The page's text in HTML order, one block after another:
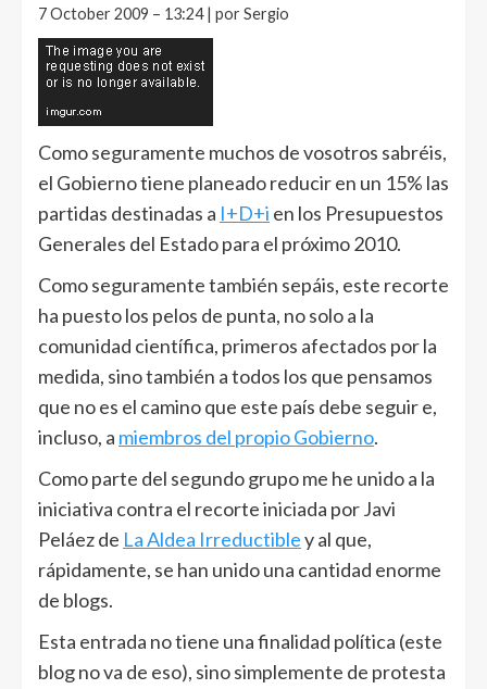
7 October 2009 – 13:24 | por Sergio
Como seguramente muchos de vosotros sabréis,
el Gobierno tiene planeado reducir en un 15% las
partidas destinadas a I+D+i en los Presupuestos
Generales del Estado para el próximo 2010.
Como seguramente también sepáis, este recorte
ha puesto los pelos de punta, no solo a la
comunidad científica, primeros afectados por la
medida, sino también a todos los que pensamos
que no es el camino que este país debe seguir e,
incluso, a miembros del propio Gobierno.
Como parte del segundo grupo me he unido a la
iniciativa contra el recorte iniciada por Javi
Peláez de La Aldea Irreductibley al que,
rápidamente, se han unido una cantidad enorme
de blogs.
Esta entrada no tiene una finalidad política (este
blog no va de eso), sino simplemente de protesta